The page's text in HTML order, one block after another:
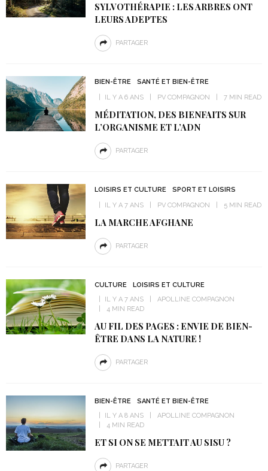
SYLVOTHÉRAPIE : LES ARBRES ONT
LEURS ADEPTES
PARTAGER
BIEN-ÊTRE
SANTÉ ET BIEN-ÊTRE
IL Y A 6 ANS
PV COMPAGNON 7 MIN READ
MÉDITATION, DES BIENFAITS SUR
L’ORGANISME ET L’ADN
PARTAGER
LOISIRS ET CULTURE
SPORT ET LOISIRS
IL Y A 7 ANS
PV COMPAGNON 5 MIN READ
LA MARCHE AFGHANE
PARTAGER
CULTURE
LOISIRS ET CULTURE
IL Y A 7 ANS
APOLLINE COMPAGNON
4 MIN READ
AU FIL DES PAGES : ENVIE DE BIEN-
ÊTRE DANS LA NATURE !
PARTAGER
BIEN-ÊTRE
SANTÉ ET BIEN-ÊTRE
IL Y A 8 ANS
APOLLINE COMPAGNON
4 MIN READ
ET SI ON SE METTAIT AU SISU ?
PARTAGER